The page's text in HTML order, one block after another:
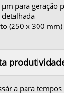
para geração
detalhada
(250 x 300
para tempos